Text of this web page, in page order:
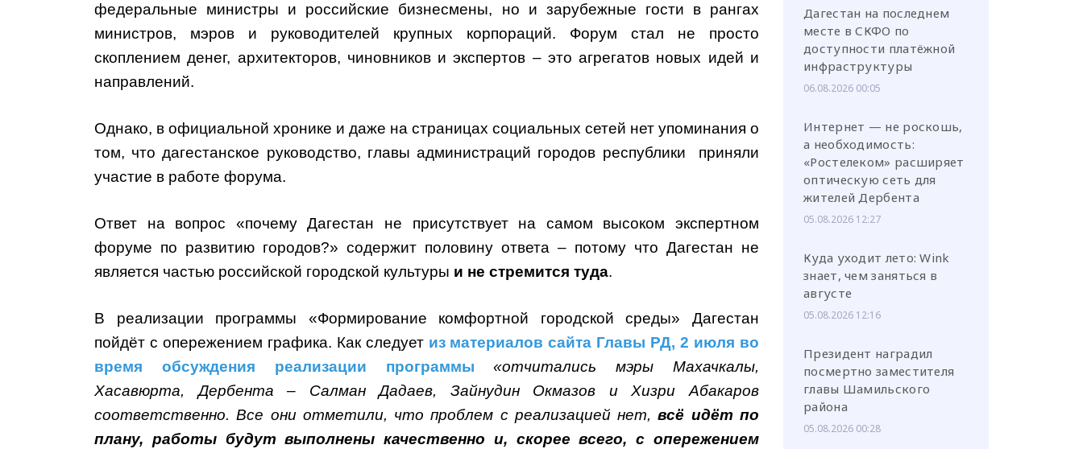
федеральные министры и российские бизнесмены, но и зарубежные гости в рангах
министров, мэров и руководителей крупных корпораций. Форум стал не просто
скоплением денег, архитекторов, чиновников и экспертов – это агрегатов новых идей и
направлений.
Однако, в официальной хронике и даже на страницах социальных сетей нет упоминания о
том, что дагестанское руководство, главы администраций городов республики приняли
участие в работе форума.
Ответ на вопрос «почему Дагестан не присутствует на самом высоком экспертном
форуме по развитию городов?» содержит половину ответа – потому что Дагестан не
является частью российской городской культуры и не стремится туда.
В реализации программы «Формирование комфортной городской среды» Дагестан
пойдёт с опережением графика. Как следует из материалов сайта Главы РД, 2 июля во
время обсуждения реализации программы
«отчитались мэры Махачкалы,
Хасавюрта, Дербента – Салман Дадаев, Зайнудин Окмазов и Хизри Абакаров
соответственно. Все они отметили, что проблем с реализацией нет,всё идёт по
плану, работы будут выполнены качественно и, скорее всего, с опережением
Дагестан на последнем
месте в СКФО по
доступности платёжной
инфраструктуры
06.08.2026 00:05
Интернет — не роскошь,
а необходимость:
«Ростелеком» расширяет
оптическую сеть для
жителей Дербента
05.08.2026 12:27
Куда уходит лето: Wink
знает, чем заняться в
августе
05.08.2026 12:16
Президент наградил
посмертно заместителя
главы Шамильского
района
05.08.2026 00:28